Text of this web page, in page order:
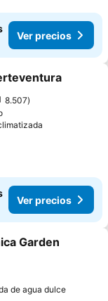
Ver precios
8.507
Ver precios
Garden
de agua dulce